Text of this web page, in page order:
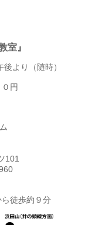
室』
後より（随時）
０円
101
徒歩約９分